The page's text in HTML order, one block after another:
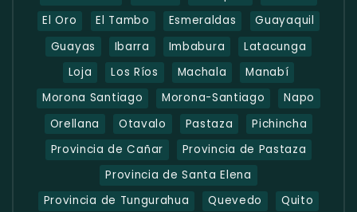
El Oro
El Tambo Esmeraldas
Guayaquil
Guayas
Ibarra Imbabura
Latacunga
Loja
Los Ríos Machala
Manabí
Morona Santiago
Morona-Santiago
Napo
Orellana
Otavalo Pastaza
Pichincha
Provincia de Cañar
Provincia de Pastaza
Provincia de Santa Elena
Provincia de Tungurahua
Quevedo
Quito